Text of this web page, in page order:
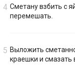
Сметану взбить с
перемешать.
Выложить
краешки и смазать